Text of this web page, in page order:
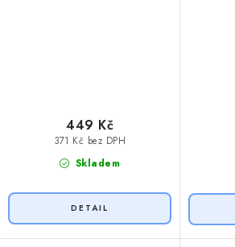
Skladem
371 Kč bez DPH
449 Kč